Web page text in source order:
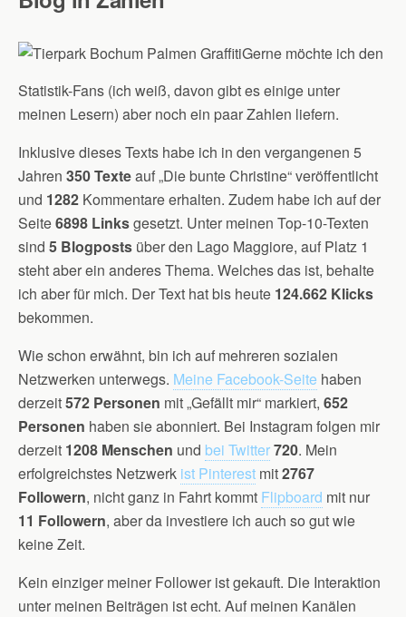
Gerne möchte ich den
Statistik-Fans (ich weiß, davon gibt es einige unter
meinen Lesern) aber noch ein paar Zahlen liefern.
Inklusive dieses Texts habe ich in den vergangenen 5
Jahren 350 Texteauf „Die bunte Christine“ veröffentlicht
und 1282 Kommentare erhalten. Zudem habe ich auf der
Seite6898 Linksgesetzt. Unter meinen Top-10-Texten
sind 5 Blogposts über den Lago Maggiore, auf Platz 1
steht aber ein anderes Thema. Welches das ist, behalte
ich aber für mich. Der Text hat bis heute 124.662 Klicks
bekommen.
Wie schon erwähnt, bin ich auf mehreren sozialen
Netzwerken unterwegs. Meine Facebook-Seite haben
derzeit572 Personen mit „Gefällt mir“ markiert, 652
Personen haben sie abonniert. Bei Instagram folgen mir
derzeit 1208 Menschen und bei Twitter720. Mein
erfolgreichstes Netzwerk ist Pinterest mit2767
Followern, nicht ganz in Fahrt kommt Flipboard mit nur
11 Followern, aber da investiere ich auch so gut wie
keine Zeit.
Kein einziger meiner Follower ist gekauft. Die Interaktion
unter meinen Beiträgen ist echt. Auf meinen Kanälen